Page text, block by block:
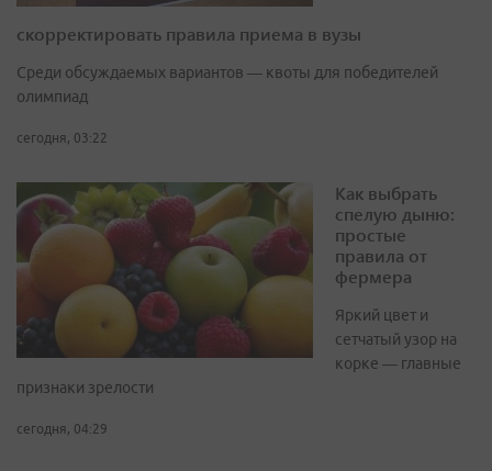
скорректировать правила приема в вузы
Среди обсуждаемых вариантов — квоты для победителей
олимпиад
сегодня, 03:22
Как выбрать
спелую дыню:
простые
правила от
фермера
Яркий цвет и
сетчатый узор на
корке — главные
признаки зрелости
сегодня, 04:29